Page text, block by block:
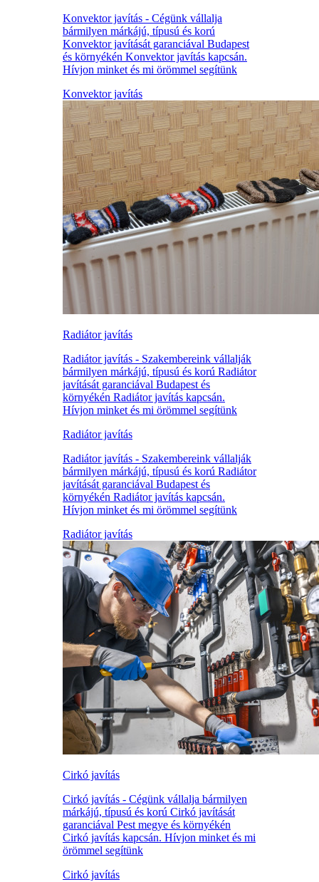
Konvektor javítás - Cégünk vállalja
bármilyen márkájú, típusú és korú
Konvektor javítását garanciával Budapest
és környékén Konvektor javítás kapcsán.
Hívjon minket és mi örömmel segítünk
Konvektor javítás
Radiátor javítás
Radiátor javítás - Szakembereink vállalják
bármilyen márkájú, típusú és korú Radiátor
javítását garanciával Budapest és
környékén Radiátor javítás kapcsán.
Hívjon minket és mi örömmel segítünk
Radiátor javítás
Radiátor javítás - Szakembereink vállalják
bármilyen márkájú, típusú és korú Radiátor
javítását garanciával Budapest és
környékén Radiátor javítás kapcsán.
Hívjon minket és mi örömmel segítünk
Radiátor javítás
Cirkó javítás
Cirkó javítás - Cégünk vállalja bármilyen
márkájú, típusú és korú Cirkó javítását
garanciával Pest megye és környékén
Cirkó javítás kapcsán. Hívjon minket és mi
örömmel segítünk
Cirkó javítás